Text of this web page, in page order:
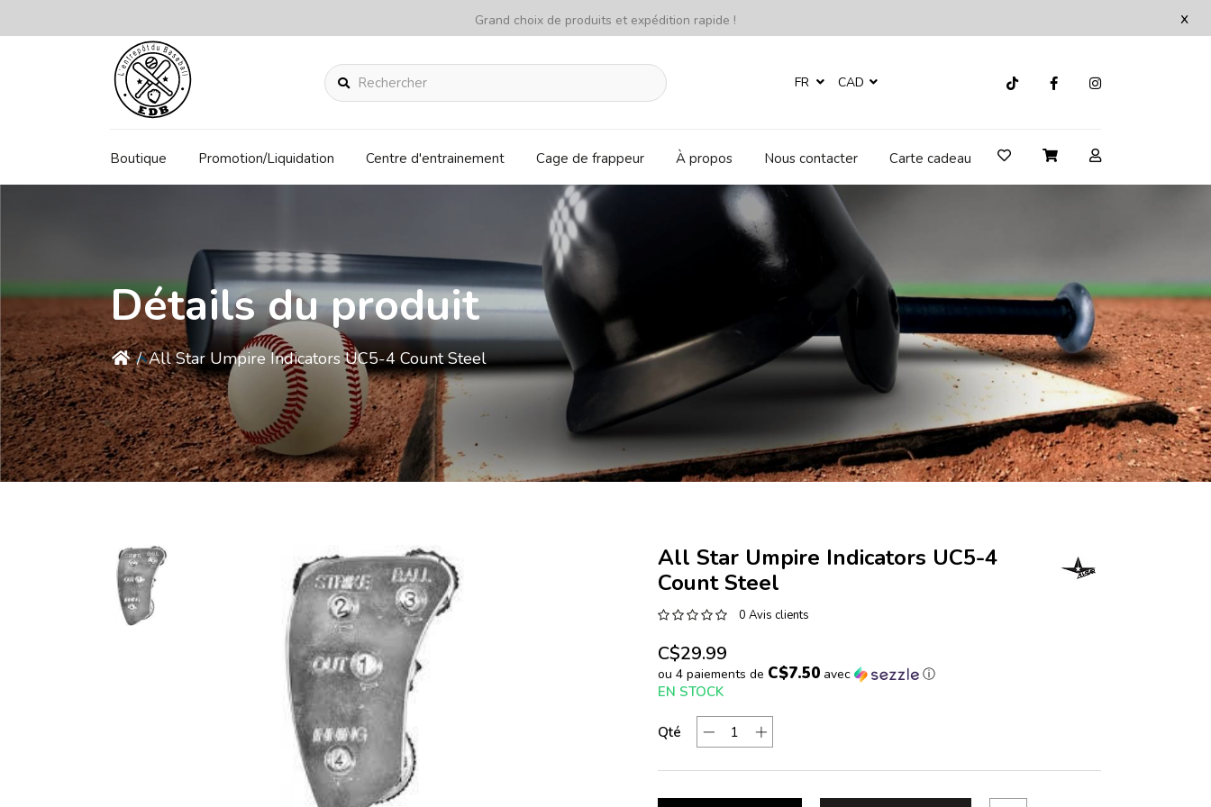
x
Grand choix de produits et expédition rapide !
Rechercher FR CAD
Boutique Promotion/Liquidation Centre d'entrainement Cage de frappeur À propos Nous contacter Carte cadeau
Détails du produit
/ All Star Umpire Indicators UC5-4 Count Steel
All Star Umpire Indicators UC5-4
Count Steel
0 Avis clients
C$29.99
ou 4 paiements de C$7.50avec ⓘ
EN STOCK
Qté